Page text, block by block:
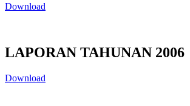
Download
LAPORAN TAHUNAN 2006
Download